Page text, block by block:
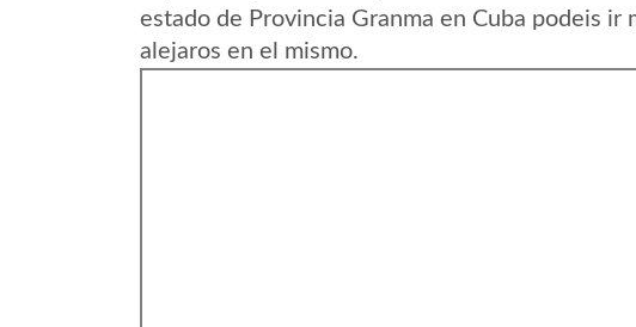
estado de Provincia Granma en Cuba podeis ir
alejaros en el mismo.